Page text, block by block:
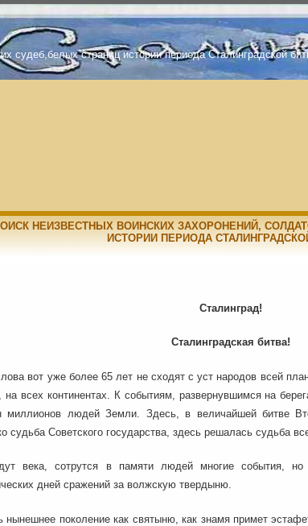
судеб,белых страниц истории периода Сталинградской
НЕИЗВЕСТНЫХ ВОИНСКИХ ЗАХОРОНЕНИЙ,
ИСТОРИИ ПЕРИОДА
Сталинград!
Сталинградская битва!
вот уже более 65 лет не сходят с уст народов всей
на всех континентах. К событиям, развернувшимся на
миллионов людей Земли. Здесь, в величайшей битве
судьба Советского государства, здесь решалась судьба
века, сотрутся в памяти людей многие события, но
дней сражений за волжскую твердыню.
нынешнее поколение как святыню, как знамя примет